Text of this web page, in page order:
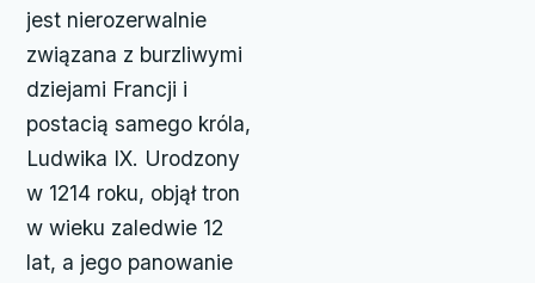
jest nierozerwalnie
związana z burzliwymi
dziejami Francji i
postacią samego króla,
Ludwika IX. Urodzony
w 1214 roku, objął tron
w wieku zaledwie 12
lat, a jego panowanie